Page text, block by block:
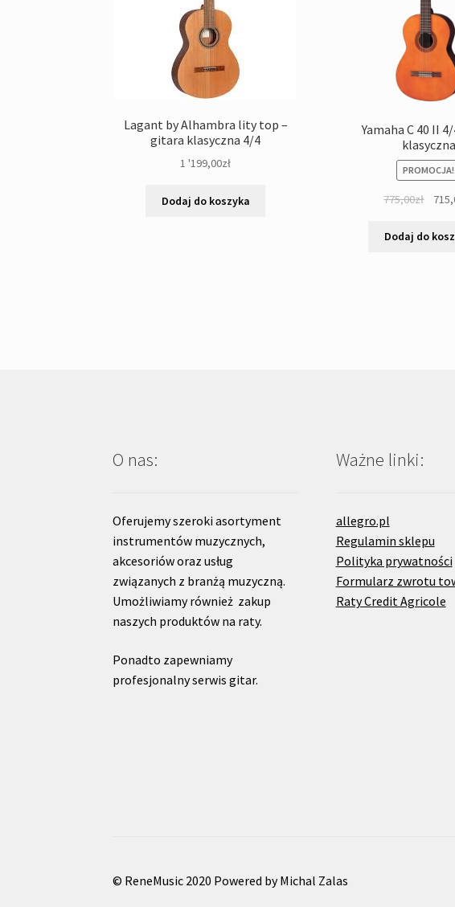
Lagant by Alhambra lity top –
gitara klasyczna 4/4
1 '199,00zł
Dodaj do koszyka
Yamaha C 40 II
klasyczna
PROMOCJA!
775,00zł
Dodaj do
O nas:
Oferujemy szeroki asortyment
instrumentów muzycznych,
akcesoriów oraz usług
związanych z branżą muzyczną.
Umożliwiamy również zakup
naszych produktów na raty.
Ponadto zapewniamy
profesjonalny serwis gitar.
Ważne linki:
allegro.pl
Regulamin sklepu
Polityka prywatności
Formularz zwrotu
Raty Credit Agricole
© ReneMusic 2020 Powered by Michal Zalas